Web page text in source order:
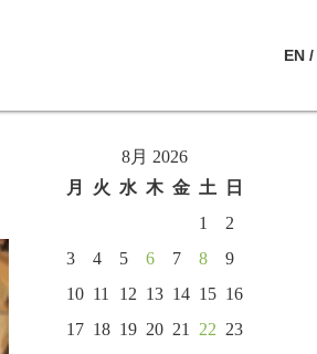
EN /
8月 2026
月
火 水 木 金 土
日
1
2
3
4 5 6 7 8
9
10 11 12 13 14 15 16
17 18 19 20 21 22 23